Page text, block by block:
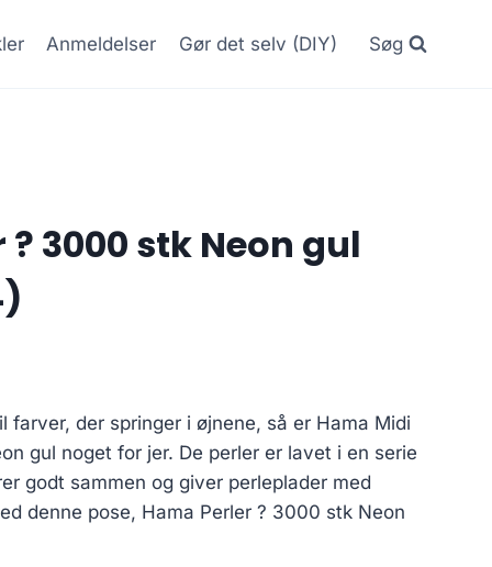
Anmeldelser Gør det selv (DIY) Søg
3000 stk Neon gul
farver, der springer i øjnene, så er Hama Midi
gul noget for jer. De perler er lavet i en serie
godt sammen og giver perleplader med
denne pose, Hama Perler ? 3000 stk Neon